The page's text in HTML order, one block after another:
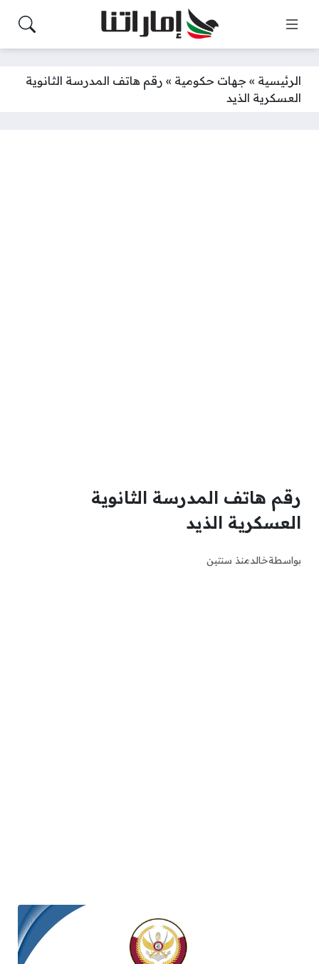
الرئيسية » جهات حكومية » رقم هاتف المدرسة الثانوية
العسكرية الذيد
رقم هاتف المدرسة الثانوية
العسكرية الذيد
بواسطةخالدمنذ سنتين